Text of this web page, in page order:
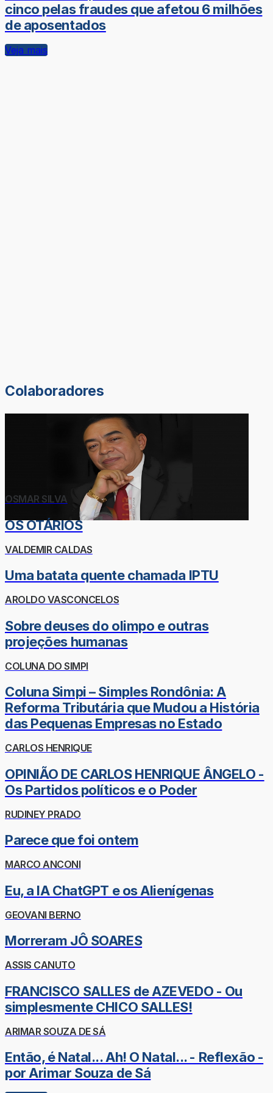
cinco pelas fraudes que afetou 6 milhões
de aposentados
Veja mais
Colaboradores
OSMAR SILVA
OS OTÁRIOS
VALDEMIR CALDAS
Uma batata quente chamada IPTU
AROLDO VASCONCELOS
Sobre deuses do olimpo e outras
projeções humanas
COLUNA DO SIMPI
Coluna Simpi – Simples Rondônia: A
Reforma Tributária que Mudou a História
das Pequenas Empresas no Estado
CARLOS HENRIQUE
OPINIÃO DE CARLOS HENRIQUE ÂNGELO -
Os Partidos políticos e o Poder
RUDINEY PRADO
Parece que foi ontem
MARCO ANCONI
Eu, a IA ChatGPT e os Alienígenas
GEOVANI BERNO
Morreram JÔ SOARES
ASSIS CANUTO
FRANCISCO SALLES de AZEVEDO - Ou
simplesmente CHICO SALLES!
ARIMAR SOUZA DE SÁ
Então, é Natal... Ah! O Natal... - Reflexão -
por Arimar Souza de Sá